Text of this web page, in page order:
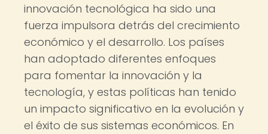
innovación tecnológica ha sido una
fuerza impulsora detrás del crecimiento
económico y el desarrollo. Los países
han adoptado diferentes enfoques
para fomentar la innovación y la
tecnología, y estas políticas han tenido
un impacto significativo en la evolución y
el éxito de sus sistemas económicos. En